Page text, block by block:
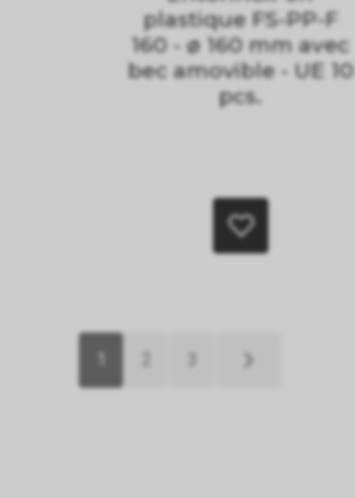
plastique FS-PP-F
160 - ø 160 mm avec
bec amovible - UE 10
pcs.